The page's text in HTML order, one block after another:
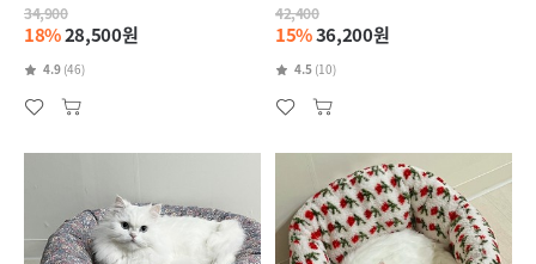
34,900
18%28,500원
4.9 (46)
42,400
15%36,200원
4.5 (10)